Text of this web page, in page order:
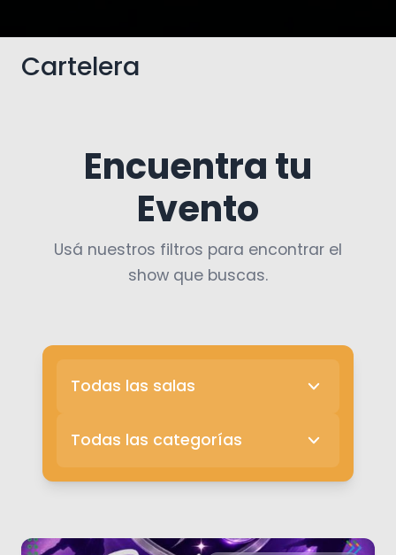
Cartelera
Encuentra tu
Evento
Usá nuestros filtros para encontrar el
show que buscas.